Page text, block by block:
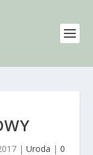
| Uroda | 0